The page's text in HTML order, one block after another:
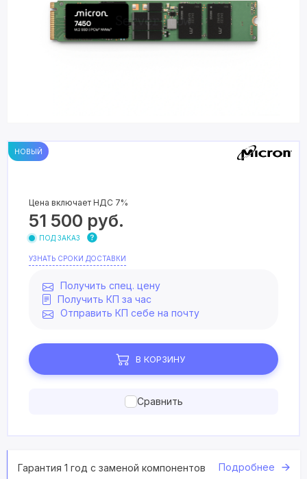
НОВЫЙ
Цена включает НДС 7%
51 500 руб.
ПОД ЗАКАЗ
УЗНАТЬ СРОКИ ДОСТАВКИ
Получить спец. цену
Получить КП за час
Отправить КП себе на почту
В КОРЗИНУ
Сравнить
Гарантия 1 год с заменой компонентов Подробнее